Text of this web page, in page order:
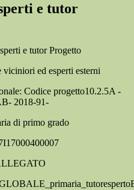
e tutor
e tutor Progetto
ed esperti esterni
Codice progetto10.2.5A -
2018-91-
di primo grado